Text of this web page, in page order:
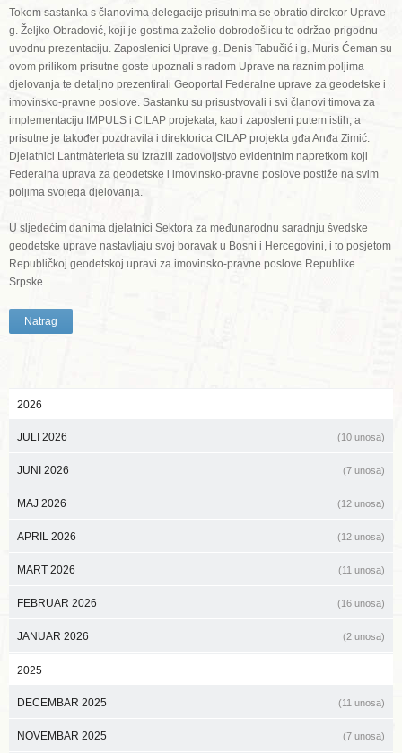
Tokom sastanka s članovima delegacije prisutnima se obratio direktor Uprave
g. Željko Obradović, koji je gostima zaželio dobrodošlicu te održao prigodnu
uvodnu prezentaciju. Zaposlenici Uprave g. Denis Tabučić i g. Muris Ćeman su
ovom prilikom prisutne goste upoznali s radom Uprave na raznim poljima
djelovanja te detaljno prezentirali Geoportal Federalne uprave za geodetske i
imovinsko-pravne poslove. Sastanku su prisustvovali i svi članovi timova za
implementaciju IMPULS i CILAP projekata, kao i zaposleni putem istih, a
prisutne je također pozdravila i direktorica CILAP projekta gđa Anđa Zimić.
Djelatnici Lantmäterieta su izrazili zadovoljstvo evidentnim napretkom koji
Federalna uprava za geodetske i imovinsko-pravne poslove postiže na svim
poljima svojega djelovanja.
U sljedećim danima djelatnici Sektora za međunarodnu saradnju švedske
geodetske uprave nastavljaju svoj boravak u Bosni i Hercegovini, i to posjetom
Republičkoj geodetskoj upravi za imovinsko-pravne poslove Republike
Srpske.
Natrag
2026
JULI 2026 (10 unosa)
JUNI 2026 (7 unosa)
MAJ 2026 (12 unosa)
APRIL 2026 (12 unosa)
MART 2026 (11 unosa)
FEBRUAR 2026 (16 unosa)
JANUAR 2026 (2 unosa)
2025
DECEMBAR 2025 (11 unosa)
NOVEMBAR 2025 (7 unosa)